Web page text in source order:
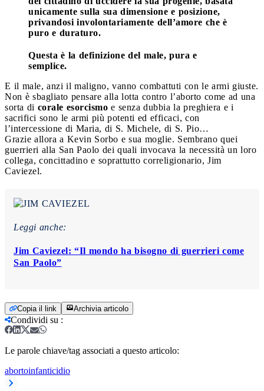
unicamente sulla sua dimensione e posizione,
privandosi involontariamente dell’amore che è
puro e duraturo.
Questa è la definizione del male, pura e
semplice.
E il male, anzi il maligno, vanno combattuti con le armi giuste.
Non è sbagliato pensare alla lotta contro l’aborto come ad una
sorta di corale esorcismo e senza dubbia la preghiera e i
sacrifici sono le armi più potenti ed efficaci, con
l’intercessione di Maria, di S. Michele, di S. Pio…
Grazie allora a Kevin Sorbo e sua moglie. Sembrano quei
guerrieri alla San Paolo dei quali invocava la necessità un loro
collega, concittadino e soprattutto correligionario, Jim
Caviezel.
Leggi anche:
Jim Caviezel: “Il mondo ha bisogno di guerrieri come
San Paolo”
Copia il link Archivia articolo
Condividi su :
Le parole chiave/tag associati a questo articolo:
abortoinfanticidio